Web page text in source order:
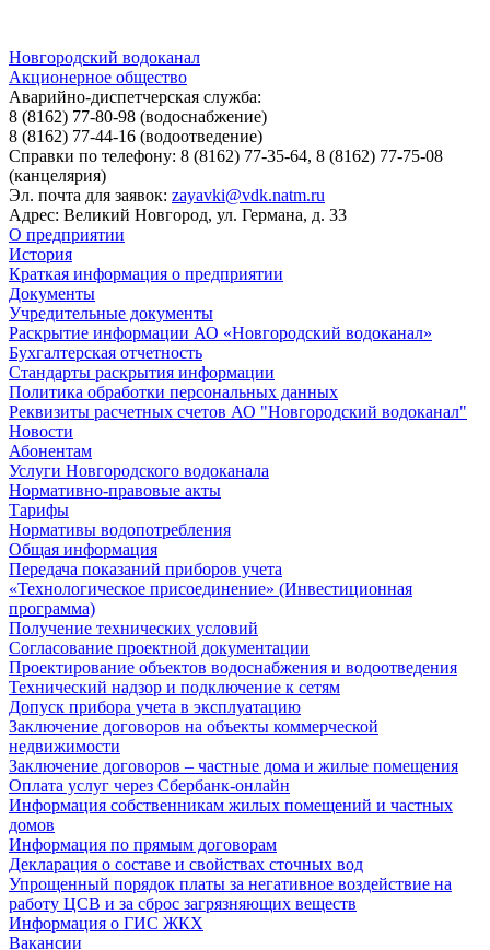
Новгородский водоканал
Акционерное общество
Аварийно-диспетчерская служба:
8 (8162) 77-80-98 (водоснабжение)
8 (8162) 77-44-16 (водоотведение)
Справки по телефону: 8 (8162) 77-35-64, 8 (8162) 77-75-08
(канцелярия)
Эл. почта для заявок: zayavki@vdk.natm.ru
Адрес: Великий Новгород, ул. Германа, д. 33
О предприятии
История
Краткая информация о предприятии
Документы
Учредительные документы
Раскрытие информации АО «Новгородский водоканал»
Бухгалтерская отчетность
Стандарты раскрытия информации
Политика обработки персональных данных
Реквизиты расчетных счетов АО "Новгородский водоканал"
Новости
Абонентам
Услуги Новгородского водоканала
Нормативно-правовые акты
Тарифы
Нормативы водопотребления
Общая информация
Передача показаний приборов учета
«Технологическое присоединение» (Инвестиционная
программа)
Получение технических условий
Согласование проектной документации
Проектирование объектов водоснабжения и водоотведения
Технический надзор и подключение к сетям
Допуск прибора учета в эксплуатацию
Заключение договоров на объекты коммерческой
недвижимости
Заключение договоров – частные дома и жилые помещения
Оплата услуг через Сбербанк-онлайн
Информация собственникам жилых помещений и частных
домов
Информация по прямым договорам
Декларация о составе и свойствах сточных вод
Упрощенный порядок платы за негативное воздействие на
работу ЦСВ и за сброс загрязняющих веществ
Информация о ГИС ЖКХ
Вакансии